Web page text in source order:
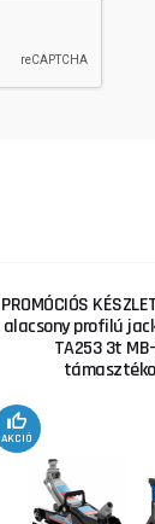
PROMÓCIÓS
alacsony profilú
TA253 3t
AKCIÓ